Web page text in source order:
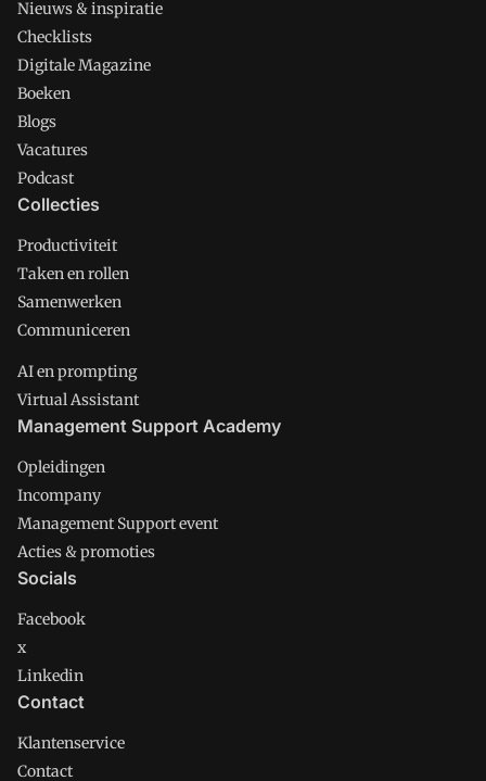
Nieuws & inspiratie
Checklists
Digitale Magazine
Boeken
Blogs
Vacatures
Podcast
Collecties
Productiviteit
Taken en rollen
Samenwerken
Communiceren
AI en prompting
Virtual Assistant
Management Support Academy
Opleidingen
Incompany
Management Support event
Acties & promoties
Socials
Facebook
x
Linkedin
Contact
Klantenservice
Contact